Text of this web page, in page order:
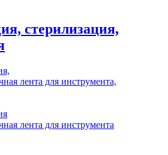
стерилизация,
лента для инструмента,
лента для инструмента